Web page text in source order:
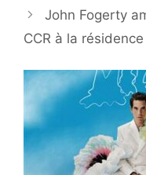
John Fogerty
CCR à la